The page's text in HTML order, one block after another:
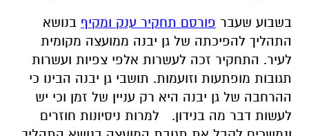
בשבוע שעבר פורסם תחקיר ענק ומקיף בנושא
התהליך להפיכתה של גן יבנה ממועצה מקומית
לעיר. התחקיר זכה לעשרות אלפי צפיות ועשרות
תגובות מופתעות וזועמות. תושבי גן יבנה הבינו כי
ההרחבה של גן יבנה היא רק עניין של זמן וכי יש
לעשות דבר מה בנידון.
למרות ניסיונות חוזרים